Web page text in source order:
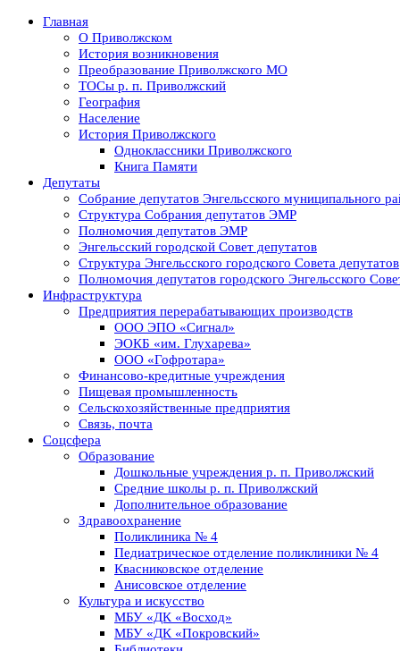
Главная
О Приволжском
История возникновения
Преобразование Приволжского МО
ТОСы р. п. Приволжский
География
Население
История Приволжского
Одноклассники Приволжского
Книга Памяти
Депутаты
Собрание депутатов Энгельсского муниципального
Структура Собрания депутатов ЭМР
Полномочия депутатов ЭМР
Энгельсский городской Совет депутатов
Структура Энгельсского городского Совета депутатов
Полномочия депутатов городского Энгельсского
Инфраструктура
Предприятия перерабатывающих производств
ООО ЭПО «Сигнал»
ЭОКБ «им. Глухарева»
ООО «Гофротара»
Финансово-кредитные учреждения
Пищевая промышленность
Сельскохозяйственные предприятия
Связь, почта
Соцсфера
Образование
Дошкольные учреждения р. п. Приволжский
Средние школы р. п. Приволжский
Дополнительное образование
Здравоохранение
Поликлиника № 4
Педиатрическое отделение поликлиники № 4
Квасниковское отделение
Анисовское отделение
Культура и искусство
МБУ «ДК «Восход»
МБУ «ДК «Покровский»